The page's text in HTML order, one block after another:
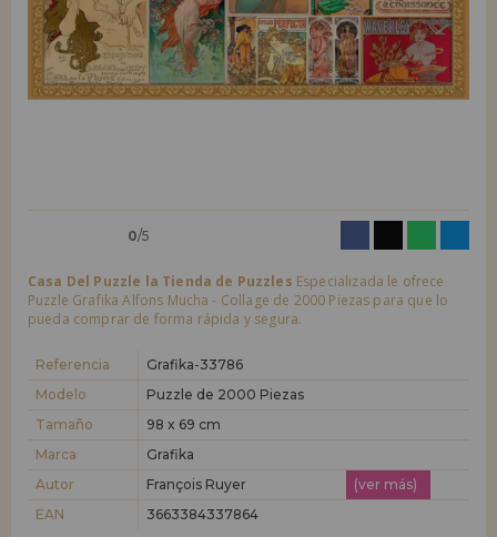
LIQUIDACIONES
INFORMACIÓN
Quiero registrarme como
nuevo cliente
Al crear una cuenta en casadelpuzzle.com podrás realizar tus compras
nuevo distribuidor
¿Eres Profesional o Empresa?. ¿Quieres vender en tu negocio
condiciones de ventas con descuentos especiales para la distribución.
¡Adelante! Te estábamos esperando.
0/5
Casa Del Puzzle la Tienda de Puzzles Especializada le ofrece
Puzzle Grafika Alfons Mucha - Collage de 2000 Piezas para que lo
pueda comprar de forma rápida y segura.
Referencia
Grafika-33786
Modelo
Puzzle de 2000 Piezas
Tamaño
98 x 69 cm
Marca
Grafika
Autor
François Ruyer
(ver más)
EAN
3663384337864